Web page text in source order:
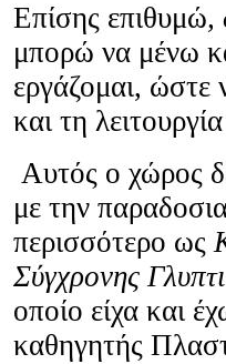
Επίσης επιθυμώ,
μπορώ να μένω
εργάζομαι, ώστε
και τη
Αυτός ο χώρος
με την
περισσότερο ως
Σύγχρονης
οποίο είχα και
καθηγητής